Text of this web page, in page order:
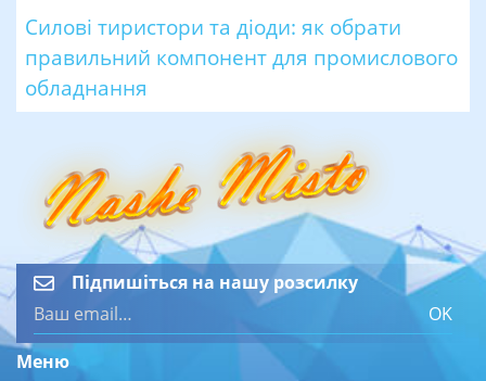
Силові тиристори та діоди: як обрати
правильний компонент для промислового
обладнання
Підпишіться на нашу розсилку
OK
Меню